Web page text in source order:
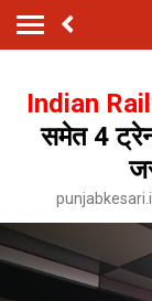
Indian
समेत 4